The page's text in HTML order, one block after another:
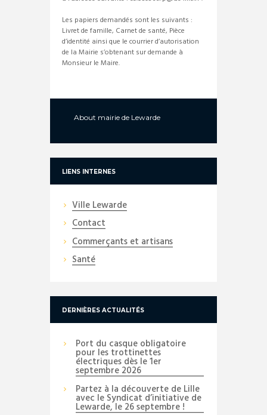
Les papiers demandés sont les suivants :
Livret de famille, Carnet de santé, Pièce
d’identité ainsi que le courrier d’autorisation
de la Mairie s’obtenant sur demande à
Monsieur le Maire.
About mairie de Lewarde
LIENS INTERNES
Ville Lewarde
Contact
Commerçants et artisans
Santé
DERNIÈRES ACTUALITÉS
Port du casque obligatoire
pour les trottinettes
électriques dès le 1er
septembre 2026
Partez à la découverte de Lille
avec le Syndicat d’initiative de
Lewarde, le 26 septembre !